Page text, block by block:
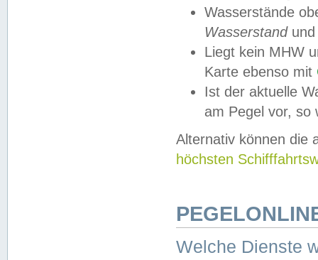
Wasserstände
Wasserstandund
Liegt kein MHW
Karte ebenso mit
Ist der aktuelle
am Pegel vor,
Alternativ können die
höchsten
Welche Dienste